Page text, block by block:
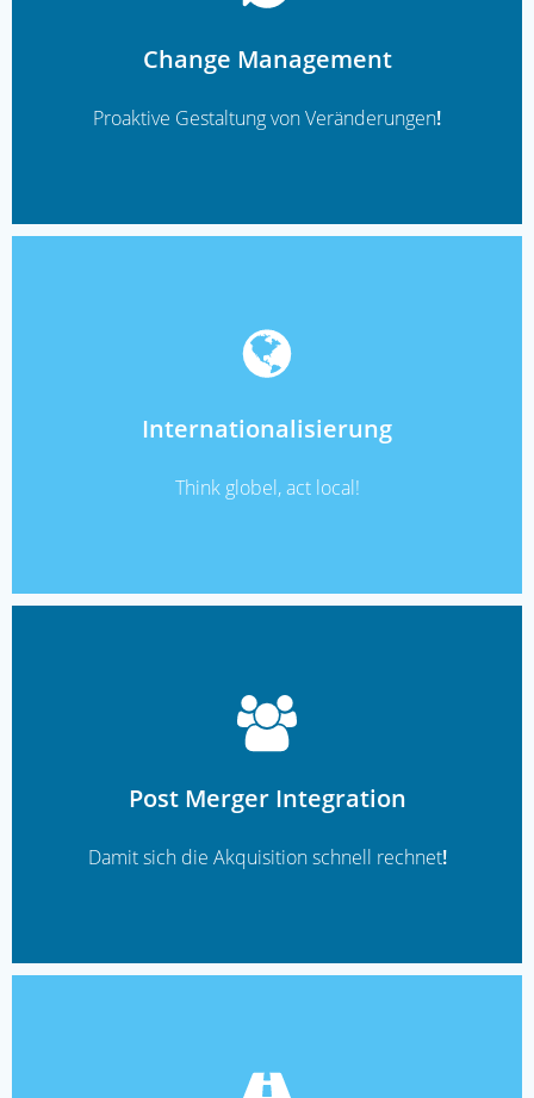
Change Management
Proaktive Gestaltung von Veränderungen!
Internationalisierung
Think globel, act local!
Post Merger Integration
Damit sich die Akquisition schnell rechnet!